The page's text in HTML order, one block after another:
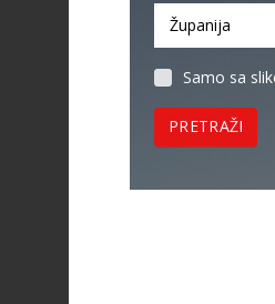
Županija
Samo sa
PRETRAŽI